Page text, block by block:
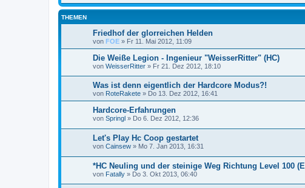
THEMEN
Friedhof der glorreichen Helden
von FOE » Fr 11. Mai 2012, 11:09
Die Weiße Legion - Ingenieur "WeisserRitter" (HC)
von WeisserRitter » Fr 21. Dez 2012, 18:10
Was ist denn eigentlich der Hardcore Modus?!
von RoteRakete » Do 13. Dez 2012, 16:41
Hardcore-Erfahrungen
von Springl » Do 6. Dez 2012, 12:36
Let's Play Hc Coop gestartet
von Cainsew » Mo 7. Jan 2013, 16:31
*HC Neuling und der steinige Weg Richtung Level 100
von Fatally » Do 3. Okt 2013, 06:40